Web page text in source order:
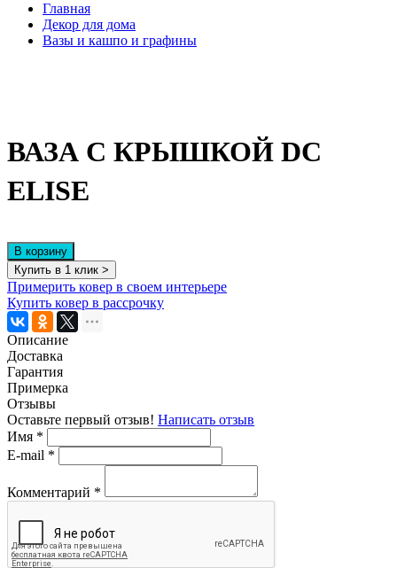
Главная
Декор для дома
Вазы и кашпо и графины
ВАЗА С КРЫШКОЙ DC
ELISE
В корзину
Купить в 1 клик >
Примерить ковер в своем интерьере
Купить ковер в рассрочку
Описание
Доставка
Гарантия
Примерка
Отзывы
Оставьте первый отзыв! Написать отзыв
Имя *
E-mail *
Комментарий *